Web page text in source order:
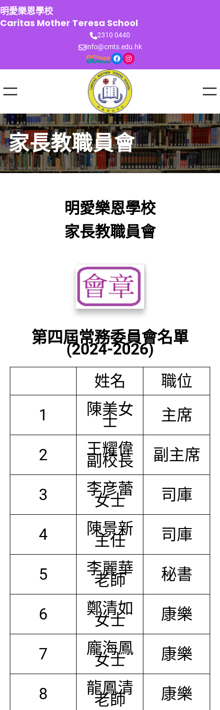
跳
至
主
明愛樂恩學校
Caritas Mother Teresa School
2310 0440
info@cmts.edu.hk
Facebook Instagram
家長教職員會
明愛樂恩學校
家長教職員會
第四屆常務委員會名單
(2024-2026)
姓名
職位
1
陳美女
士 主席
2 王耀偉
副校長 副主席
3 李彦蕾
女士 司庫
4 陳景新
主任 司庫
5 李麗華
老師 秘書
6 鄭清如
女士 康樂
7 龐海鳳
女士 康樂
8 龍鳳清
老師 康樂